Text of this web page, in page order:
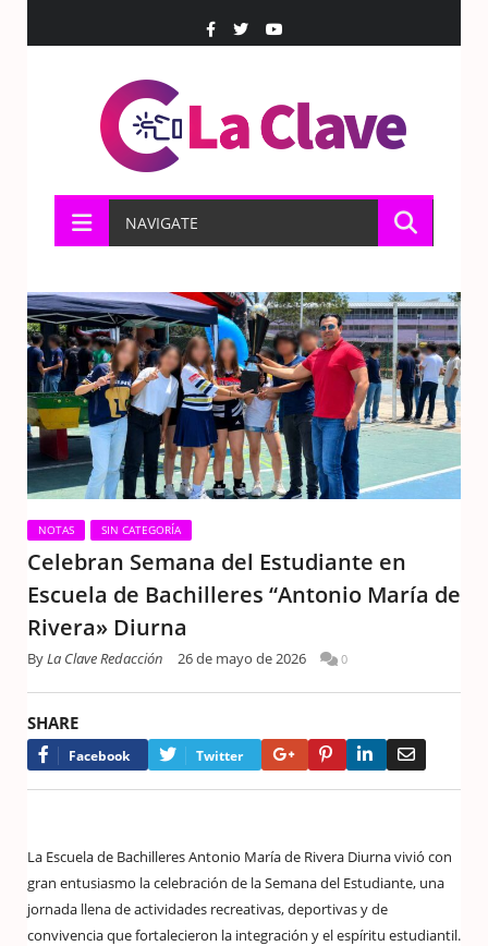
NAVIGATE
NOTAS SIN CATEGORÍA
Celebran Semana del Estudiante en
Escuela de Bachilleres “Antonio María de
Rivera» Diurna
ByLa Clave Redacción 26 de mayo de 2026 0
SHARE
Facebook Twitter Google+PinterestLinkedIn
La Escuela de Bachilleres Antonio María de Rivera Diurna vivió con
gran entusiasmo la celebración de la Semana del Estudiante, una
jornada llena de actividades recreativas, deportivas y de
convivencia que fortalecieron la integración y el espíritu estudiantil.